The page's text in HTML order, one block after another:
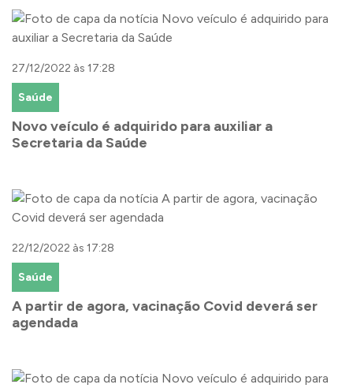
27/12/2022 às 17:28
Saúde
Novo veículo é adquirido para auxiliar a
Secretaria da Saúde
22/12/2022 às 17:28
Saúde
A partir de agora, vacinação Covid deverá ser
agendada